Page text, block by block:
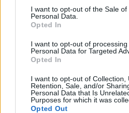
services and may gather and store
not limited to your visit or usage
grant or deny consent to Google
consent section.
I want to opt-out of the Sale of
Personal Data.
Opted In
I want to opt-out of processing
Personal Data for Targeted
Opted In
I want to opt-out of Collection,
Retention, Sale, and/or
Personal Data that Is
Purposes for which it was
Opted Out